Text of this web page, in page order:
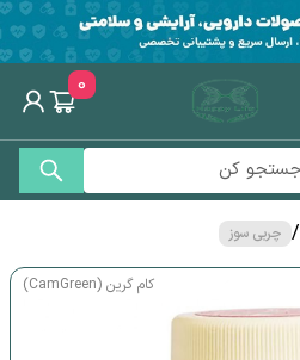
0
/ چربی سوز
کام گرین (CamGreen)